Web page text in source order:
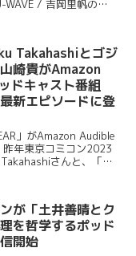
WAVE / 吉岡里帆のラ
Takahashiとゴジ
崎貴がAmazon
ドキャスト番組
新エピソードに登
」がAmazon Audible
年東京コミコン2023
さんと、「ゴ
が「土井善晴とク
を哲学するポッド
開始